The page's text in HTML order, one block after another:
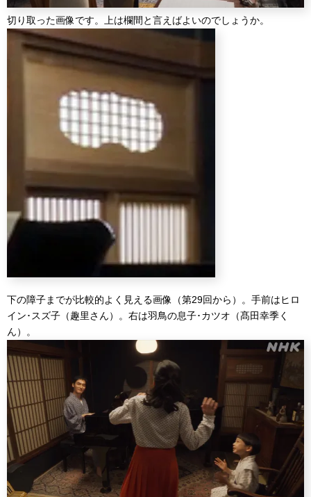
切り取った画像です。上は欄間と言えばよいのでしょうか。
下の障子までが比較的よく見える画像（第29回から）。手前はヒロ
イン･スズ子（趣里さん）。右は羽鳥の息子･カツオ（髙田幸季く
ん）。